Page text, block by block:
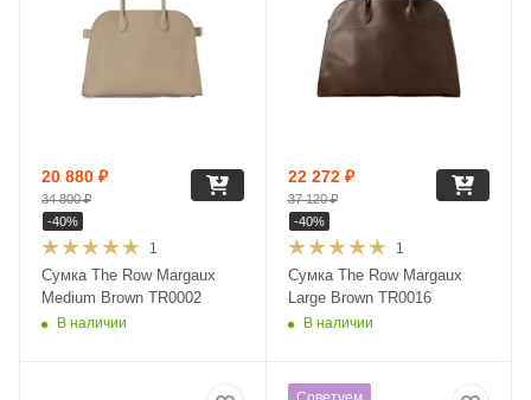
1
Сумка The Row Margaux
Medium Brown TR0002
В наличии
20 880 ₽
34 800₽
-40%
1
Сумка The Row Margaux
Large Brown TR0016
В наличии
22 272₽
37 120₽
-40%